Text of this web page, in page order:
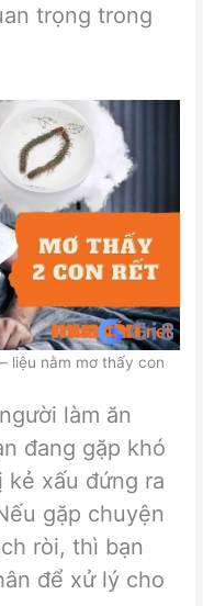
trọng trong
liệu nằm mơ thấy con
làm ăn
đang gặp khó
kẻ xấu đứng ra
gặp chuyện
ròi, thì bạn
để xử lý cho